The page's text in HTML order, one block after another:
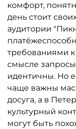
комфорт,
день стоит
аудитории
требованиями к
смысле запросы
идентичны. Но
чаще важны
досуга, а в
культурный
могут быть